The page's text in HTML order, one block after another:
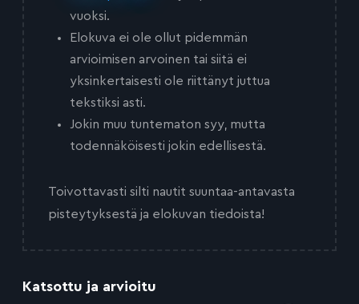
vuoksi.
Elokuva ei ole ollut pidemmän
arvioimisen arvoinen tai siitä ei
yksinkertaisesti ole riittänyt juttua
tekstiksi asti.
Jokin muu tuntematon syy, mutta
todennäköisesti jokin edellisestä.
Toivottavasti silti nautit suuntaa-antavasta
pisteytyksestä ja elokuvan tiedoista!
Katsottu ja arvioitu